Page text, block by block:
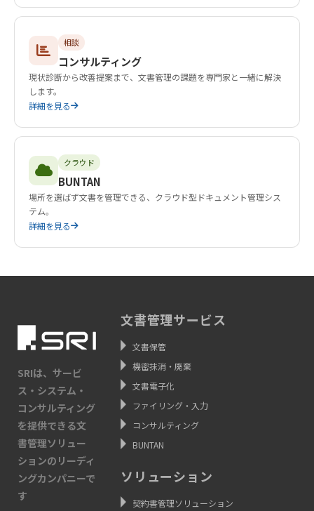
相談
コンサルティング
現状診断から改善提案まで、文書管理の課題を専門家と一緒に解決
します。
詳細を見る
クラウド
BUNTAN
場所を選ばず文書を管理できる、クラウド型ドキュメント管理シス
テム。
詳細を見る
SRIは、サービ
ス・システム・
コンサルティング
を提供できる文
書管理ソリュー
ションのリーディ
ングカンパニーで
す
文書管理サービス
文書保管
機密抹消・廃棄
文書電子化
ファイリング・入力
コンサルティング
BUNTAN
ソリューション
契約書管理ソリューション